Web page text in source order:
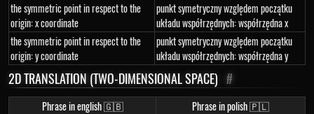
the symmetric point in respect to the
origin: x coordinate
punkt symetryczny względem początku
układu współrzędnych: współrzędna x
the symmetric point in respect to the
origin: y coordinate
punkt symetryczny względem początku
układu współrzędnych: współrzędna y
2D TRANSLATION (TWO-DIMENSIONAL SPACE) #
Phrase in english 🇬🇧
Phrase in polish 🇵🇱